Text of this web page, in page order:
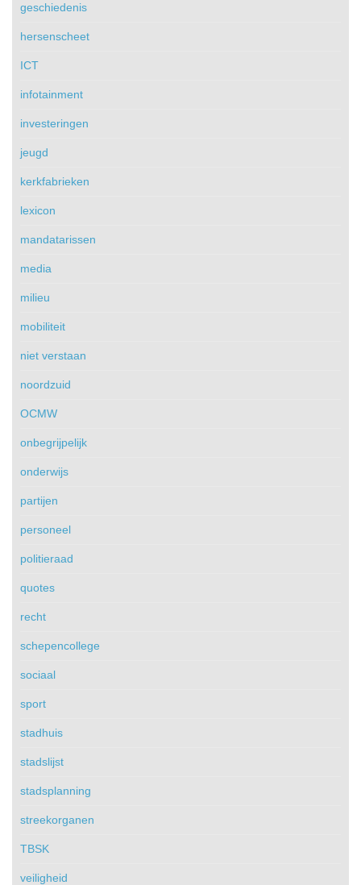
geschiedenis
hersenscheet
ICT
infotainment
investeringen
jeugd
kerkfabrieken
lexicon
mandatarissen
media
milieu
mobiliteit
niet verstaan
noordzuid
OCMW
onbegrijpelijk
onderwijs
partijen
personeel
politieraad
quotes
recht
schepencollege
sociaal
sport
stadhuis
stadslijst
stadsplanning
streekorganen
TBSK
veiligheid